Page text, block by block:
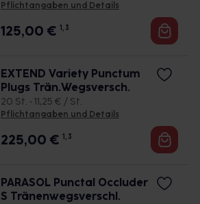
Pflichtangaben und Details
125,00 € 1, 3
EXTEND Variety Punctum
Plugs Trän.Wegsversch.
20 St. • 11,25 € / St.
Pflichtangaben und Details
225,00 € 1, 3
PARASOL Punctal Occluder
S Tränenwegsverschl.